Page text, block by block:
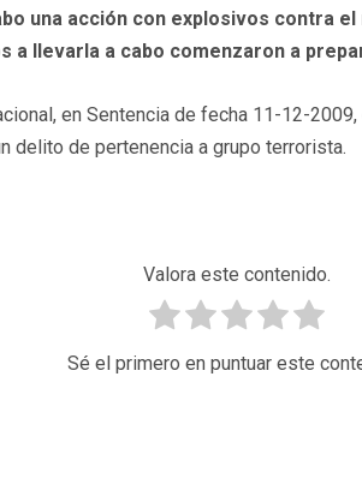
una acción con explosivos contra
a llevarla a cabo comenzaron a
en Sentencia de fecha 11-12-
delito de pertenencia a grupo terrorista.
Valora este contenido.
Sé el primero en puntuar este